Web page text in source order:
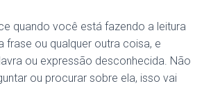
quando você está fazendo a leitura
frase ou qualquer outra coisa, e
ou expressão desconhecida. Não
ou procurar sobre ela, isso vai